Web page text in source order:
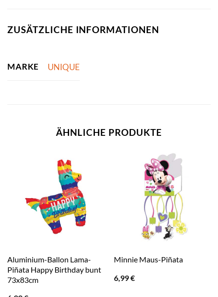
ZUSÄTZLICHE INFORMATIONEN
MARKE UNIQUE
ÄHNLICHE PRODUKTE
Aluminium-Ballon Lama-
Piñata Happy Birthday bunt
73x83cm
Minnie Maus-Piñata
6,99€